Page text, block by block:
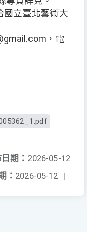
國立臺北藝術大
，電
期： 2026-05-12
： 2026-05-12 |